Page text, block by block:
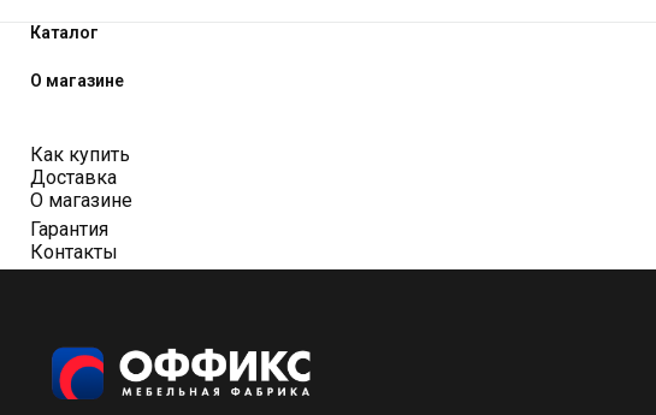
Каталог
О магазине
Как купить
Доставка
О магазине
Гарантия
Контакты